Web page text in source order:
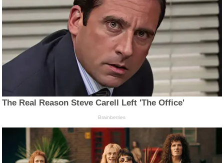
The Real Reason Steve Carell Left 'The Office'
Brainberries